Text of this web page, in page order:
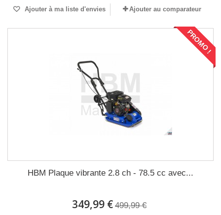
Ajouter à ma liste d'envies Ajouter au comparateur
PROMO !
HBM Plaque vibrante 2.8 ch - 78.5 cc avec...
349,99 € 499,99 €